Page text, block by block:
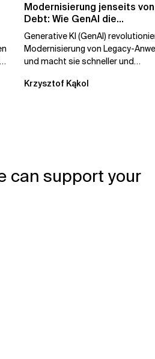
Modernisierung jenseits
Debt: Wie GenAI die
Generative KI (GenAI)
Modernisierung von Legacy-
und macht sie schneller und
Automatisierung...
Krzysztof Kąkol
can support your